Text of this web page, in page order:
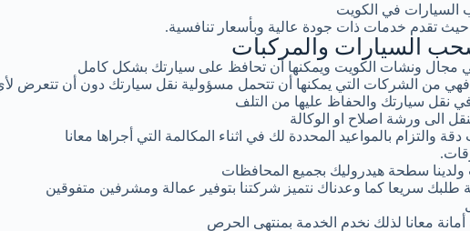
في الكويت
تقدم خدمات ذات جودة عالية وبأسعار تنافسية.
السيارات والمركبات
ونشات الكويت ويمكنها أن تحافظ على سيارتك بشكل كامل
من الشركات التي يمكنها أن تتحمل مسؤولية نقل سيارتك دون أن تتعرض
نقل سيارتك والحفاظ عليها من التلف
الى ورشة اصلاح او الوكالة
والتزام بالمواعيد المحددة لك في اثناء المكالمة التي أجراها معانا
سطحة هيدروليك بجميع المحافظات
طلبك سريعا كما وعدناك نتميز شركتنا بتوفير عمالة ومشرفين متفوقين
معانا لذلك نخدم الخدمة بمنتهى الحرص